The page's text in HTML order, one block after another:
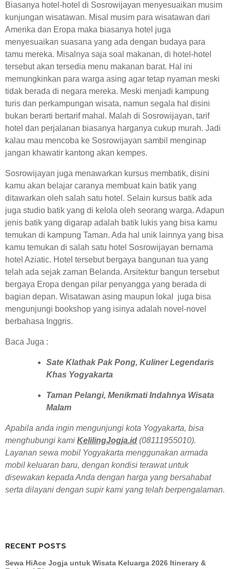
RECENT POSTS
Sewa HiAce Jogja untuk Wisata Keluarga 2026 Itinerary &
Biasanya hotel-hotel di Sosrowijayan menyesuaikan musim
kunjungan wisatawan. Misal musim para wisatawan dari
Amerika dan Eropa maka biasanya hotel juga
menyesuaikan suasana yang ada dengan budaya para
tamu mereka. Misalnya saja soal makanan, di hotel-hotel
tersebut akan tersedia menu makanan barat. Hal ini
memungkinkan para warga asing agar tetap nyaman meski
tidak berada di negara mereka. Meski menjadi kampung
turis dan perkampungan wisata, namun segala hal disini
bukan berarti bertarif mahal. Malah di Sosrowijayan, tarif
hotel dan perjalanan biasanya harganya cukup murah. Jadi
kalau mau mencoba ke Sosrowijayan sambil menginap
jangan khawatir kantong akan kempes.
Sosrowijayan juga menawarkan kursus membatik, disini
kamu akan belajar caranya membuat kain batik yang
ditawarkan oleh salah satu hotel. Selain kursus batik ada
juga studio batik yang di kelola oleh seorang warga. Adapun
jenis batik yang digarap adalah batik lukis yang bisa kamu
temukan di kampung Taman. Ada hal unik lainnya yang bisa
kamu temukan di salah satu hotel Sosrowijayan bernama
hotel Aziatic. Hotel tersebut bergaya bangunan tua yang
telah ada sejak zaman Belanda. Arsitektur bangun tersebut
bergaya Eropa dengan pilar penyangga yang berada di
bagian depan. Wisatawan asing maupun lokal juga bisa
mengunjungi bookshop yang isinya adalah novel-novel
berbahasa Inggris.
Baca Juga :
Sate Klathak Pak Pong, Kuliner Legendaris
Khas Yogyakarta
Taman Pelangi, Menikmati Indahnya Wisata
Malam
Apabila anda ingin mengunjungi kota Yogyakarta, bisa
menghubungi kami KelilingJogja.id (08111955010).
Layanan sewa mobil Yogyakarta menggunakan armada
mobil keluaran baru, dengan kondisi terawat untuk
disewakan kepada Anda dengan harga yang bersahabat
serta dilayani dengan supir kami yang telah berpengalaman.